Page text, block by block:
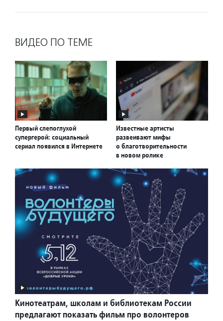
ВИДЕО ПО ТЕМЕ
Первый слепоглухой
супергерой: социальный
сериал появился в Интернете
Известные артисты
развеивают мифы
о благотворительности
в новом ролике
Кинотеатрам, школам и библиотекам России
предлагают показать фильм про волонтеров